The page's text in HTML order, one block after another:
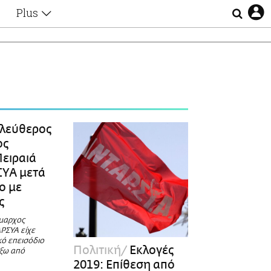
Plus
Οι Αθηναίοι
Lgbtqi+
Επιλογές
μετά
με
είχε
επεισόδιο
από
Πολιτική Εκλογές
2019: Επίθεση από